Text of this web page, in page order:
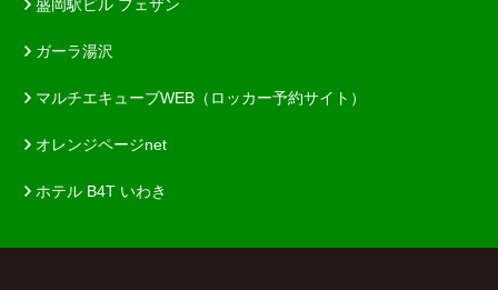
盛岡駅ビル フェザン
ガーラ湯沢
マルチエキューブWEB（ロッカー予約サイト）
オレンジページnet
ホテル B4T いわき